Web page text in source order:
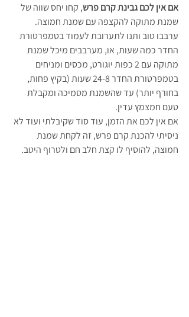
אם אין לכם גבינת קרם פרש, קחו יחס שווה של
שמנת מתוקה להקצפה עם שמנת חמוצה.
ערבבו טוב ותנו לתערובת לעמוד בטמפרטורת
החדר כמה שעות, או, מערבבים מיכל שמנת
מתוקה עם 2 כפות יוגורט, מכסים ומניחים
בטמפרטורת החדר 24-8 שעות (בקיץ פחות,
בחורף יותר) עד שהשמנת מסמיכה ומקבלת
טעם חמצמץ עדין.
אם אין לכם את הזמן, עוד סוד שקיבלתי ועוד לא
ניסיתי להכנת קרם פרש, זה לקחת שמנת
חמוצה, להוסיף לו קצת חלב חם ולטרוף היטב.